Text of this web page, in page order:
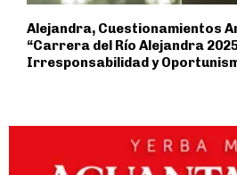
Alejandra, Cuestionamientos
“Carrera del Río Alejandra
Irresponsabilidad y